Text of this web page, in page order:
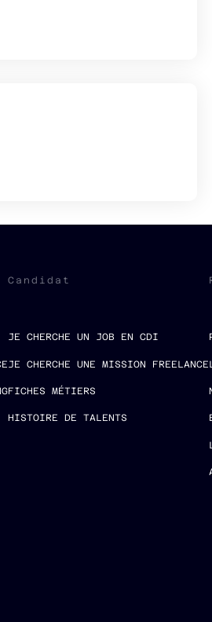
Candidat
JE CHERCHE UN JOB EN CDI
JE CHERCHE UNE MISSION FREELANCE
FICHES MÉTIERS
HISTOIRE DE TALENTS